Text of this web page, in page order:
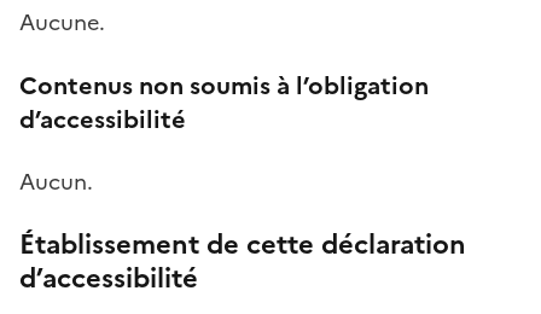
Aucune.
Contenus non soumis à l’obligation
d’accessibilité
Aucun.
Établissement de cette déclaration
d’accessibilité